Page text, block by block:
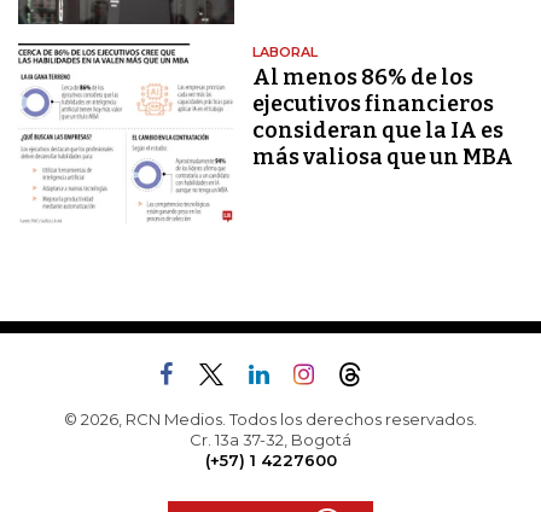
LABORAL
Al menos 86% de los
ejecutivos financieros
consideran que la IA es
más valiosa que un MBA
© 2026, RCN Medios. Todos los derechos reservados.
Cr. 13a 37-32, Bogotá
(+57) 1 4227600